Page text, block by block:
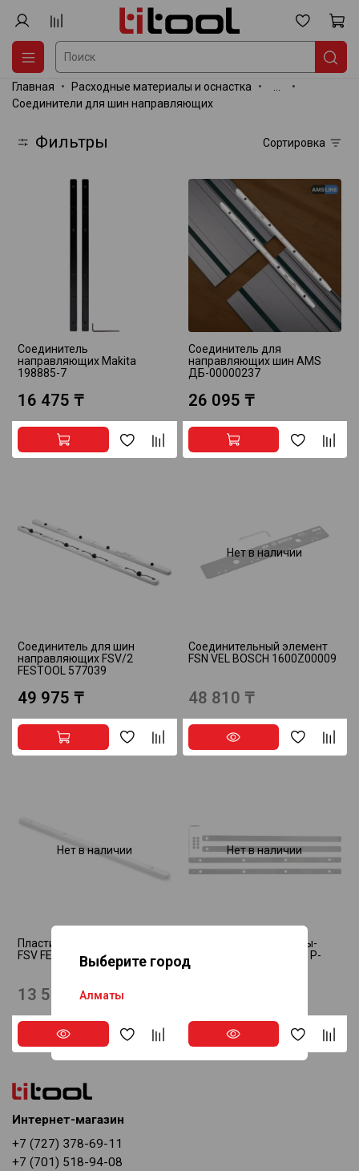
Выберите город
Алматы
Астана
Главная Расходные материалы и оснастка
Соединители для шин направляющих
Фильтры Сортировка
Соединитель
направляющих Makita
198885-7
16 475 ₸
Соединитель для
направляющих шин AMS
ДБ-00000237
26 095 ₸
Соединитель для шин
направляющих FSV/2
FESTOOL 577039
49 975 ₸
Нет в наличии
Соединительный элемент
FSN VEL BOSCH 1600Z00009
48 810 ₸
Нет в наличии
Пластина соединительная
FSV FESTOOL 482107
13 565 ₸
Нет в наличии
Соединитель для шины-
направляющей Makita P-
45777
Интернет-магазин
+7 (727) 378-69-11
+7 (701) 518-94-08